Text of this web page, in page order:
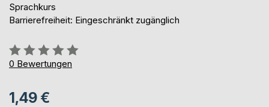
Sprachkurs
Barrierefreiheit: Eingeschränkt zugänglich
Bewertung::
0%
0 Bewertungen
1,49 €